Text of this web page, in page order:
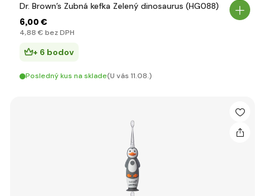
Dr. Brown’s Zubná kefka Zelený dinosaurus (HG088)
6,00 €
4,88 € bez DPH
+ 6 bodov
Posledný kus na sklade(U vás 11.08.)